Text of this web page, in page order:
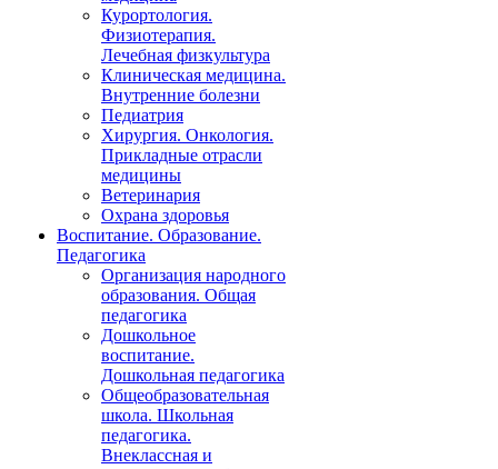
Курортология.
Физиотерапия.
Лечебная физкультура
Клиническая медицина.
Внутренние болезни
Педиатрия
Хирургия. Онкология.
Прикладные отрасли
медицины
Ветеринария
Охрана здоровья
Воспитание. Образование.
Педагогика
Организация народного
образования. Общая
педагогика
Дошкольное
воспитание.
Дошкольная педагогика
Общеобразовательная
школа. Школьная
педагогика.
Внеклассная и